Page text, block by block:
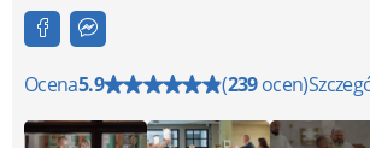
Ocena5.9 (239ocen)